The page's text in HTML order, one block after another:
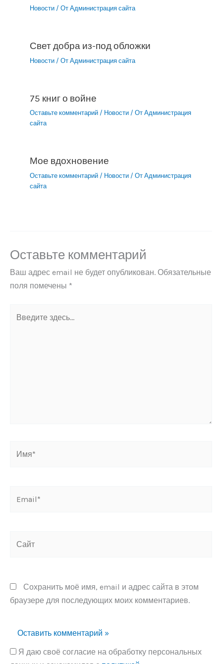
Новости / От Администрация сайта
Свет добра из-под обложки
Новости / От Администрация сайта
75 книг о войне
Оставьте комментарий / Новости / От Администрация
сайта
Мое вдохновение
Оставьте комментарий / Новости / От Администрация
сайта
Оставьте комментарий
Ваш адрес email не будет опубликован. Обязательные
поля помечены *
здесь...
Сохранить моё имя, email и адрес сайта в этом
браузере для последующих моих комментариев.
Я даю своё согласие на обработку персональных